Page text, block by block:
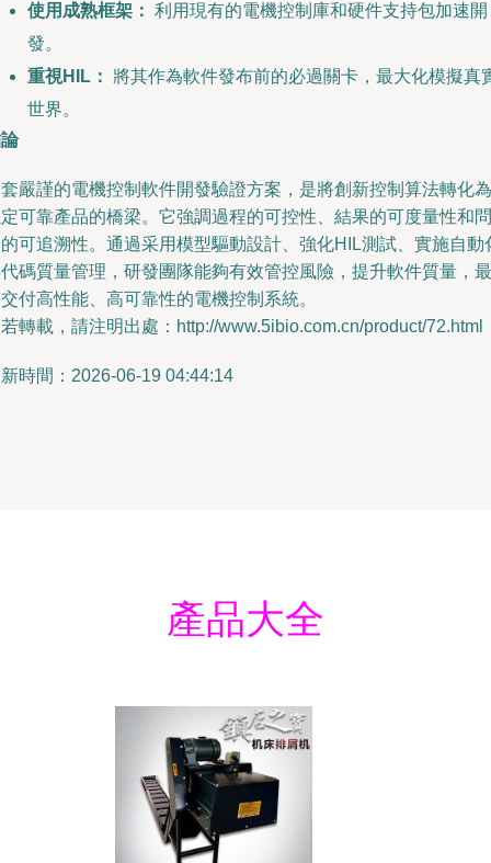
使用成熟框架： 利用現有的電機控制庫和硬件支持包加速開
發。
重視HIL：
將其作為軟件發布前的必過關卡，最大化模擬真
世界。
嚴謹的電機控制軟件開發驗證方案，是將創新控制算法轉化為
可靠產品的橋梁。它強調過程的可控性、結果的可度量性和問
可追溯性。通過采用模型驅動設計、強化HIL測試、實施自動
碼質量管理，研發團隊能夠有效管控風險，提升軟件質量，最
付高性能、高可靠性的電機控制系統。
轉載，請注明出處：http://www.5ibio.com.cn/product/72.html
時間：2026-06-19 04:44:14
產品大全